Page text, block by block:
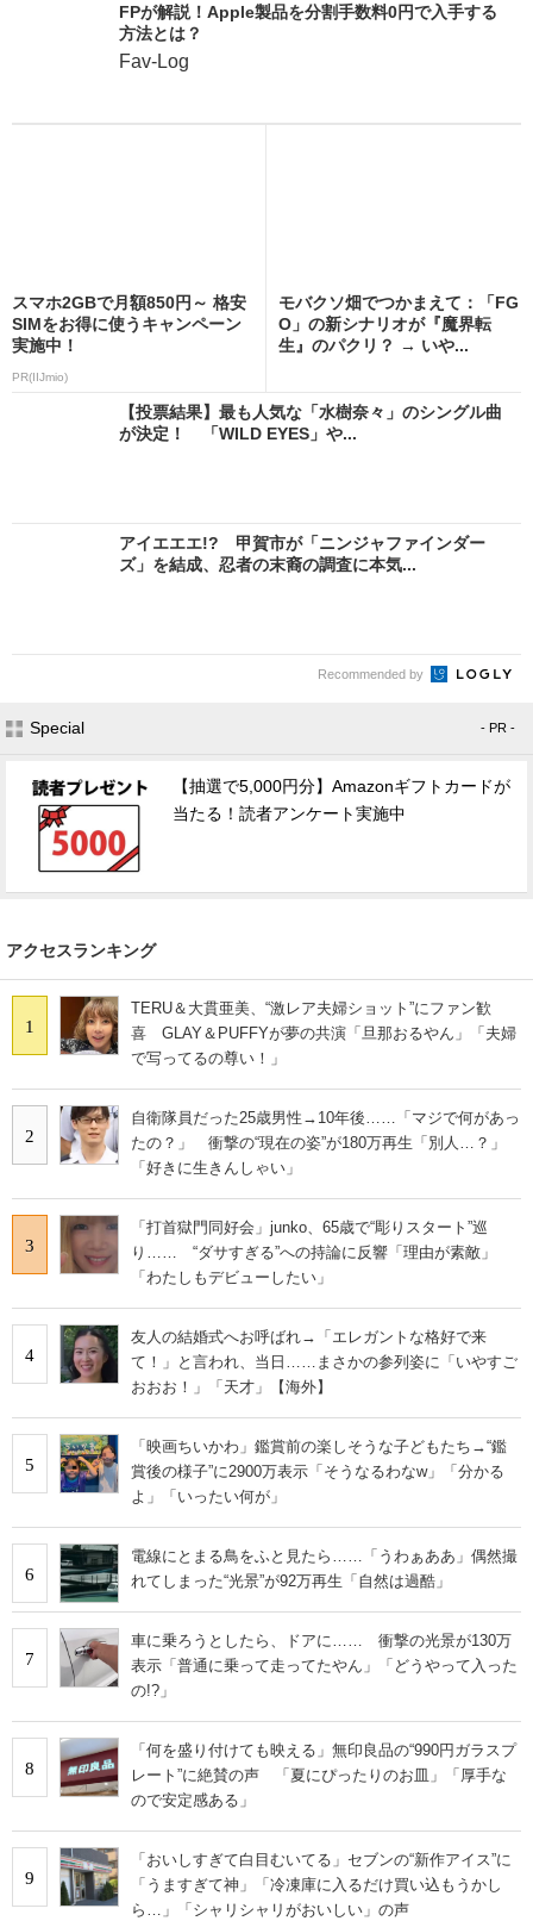
FPが解説！Apple製品を分割手数料0円で入手する
方法とは？
Fav-Log
スマホ2GBで月額850円～ 格安
SIMをお得に使うキャンペーン
実施中！
PR(IIJmio)
モバクソ畑でつかまえて：「FG
O」の新シナリオが『魔界転
生』のパクリ？ → いや...
【投票結果】最も人気な「水樹奈々」のシングル曲
が決定！ 「WILD EYES」や...
アイエエエ!? 甲賀市が「ニンジャファインダー
ズ」を結成、忍者の末裔の調査に本気...
Recommended by
Special - PR -
【抽選で5,000円分】Amazonギフトカードが
当たる！読者アンケート実施中
アクセスランキング
1
TERU＆大貫亜美、“激レア夫婦ショット”にファン歓
喜 GLAY＆PUFFYが夢の共演「旦那おるやん」「夫婦
で写ってるの尊い！」
2
自衛隊員だった25歳男性→10年後……「マジで何があっ
たの？」 衝撃の“現在の姿”が180万再生「別人…？」
「好きに生きんしゃい」
3
「打首獄門同好会」junko、65歳で“彫りスタート”巡
り…… “ダサすぎる”への持論に反響「理由が素敵」
「わたしもデビューしたい」
4
友人の結婚式へお呼ばれ→「エレガントな格好で来
て！」と言われ、当日……まさかの参列姿に「いやすご
おおお！」「天才」【海外】
5
「映画ちいかわ」鑑賞前の楽しそうな子どもたち→“鑑
賞後の様子”に2900万表示「そうなるわなw」「分かる
よ」「いったい何が」
6
電線にとまる鳥をふと見たら……「うわぁああ」偶然撮
れてしまった“光景”が92万再生「自然は過酷」
7
車に乗ろうとしたら、ドアに…… 衝撃の光景が130万
表示「普通に乗って走ってたやん」「どうやって入った
の!?」
8
「何を盛り付けても映える」無印良品の“990円ガラスプ
レート”に絶賛の声 「夏にぴったりのお皿」「厚手な
ので安定感ある」
9
「おいしすぎて白目むいてる」セブンの“新作アイス”に
「うますぎて神」「冷凍庫に入るだけ買い込もうかし
ら…」「シャリシャリがおいしい」の声